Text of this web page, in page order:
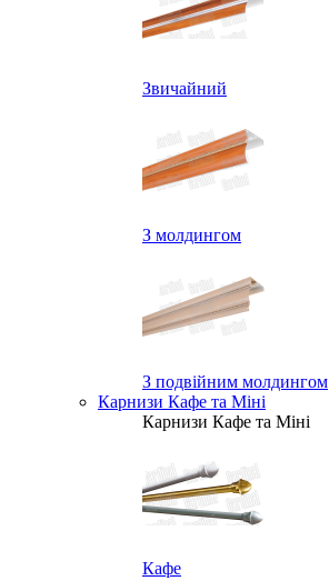
Звичайний
З молдингом
З подвійним молдингом
Карнизи Кафе та Міні
Карнизи Кафе та Міні
Кафе